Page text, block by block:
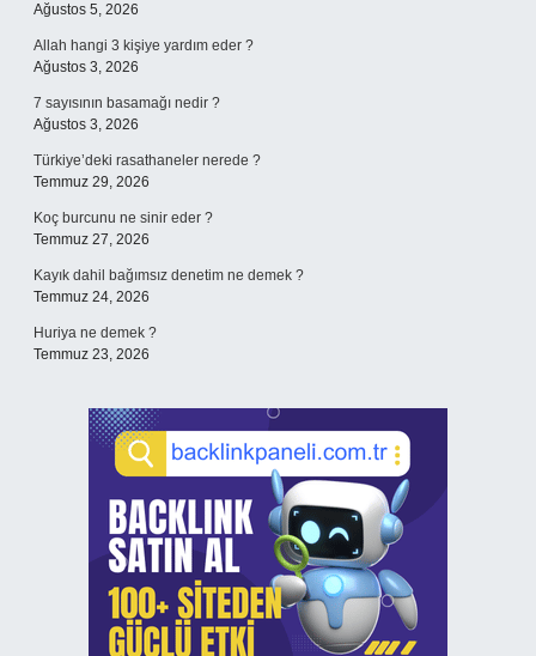
Ağustos 5, 2026
Allah hangi 3 kişiye yardım eder ?
Ağustos 3, 2026
7 sayısının basamağı nedir ?
Ağustos 3, 2026
Türkiye’deki rasathaneler nerede ?
Temmuz 29, 2026
Koç burcunu ne sinir eder ?
Temmuz 27, 2026
Kayık dahil bağımsız denetim ne demek ?
Temmuz 24, 2026
Huriya ne demek ?
Temmuz 23, 2026